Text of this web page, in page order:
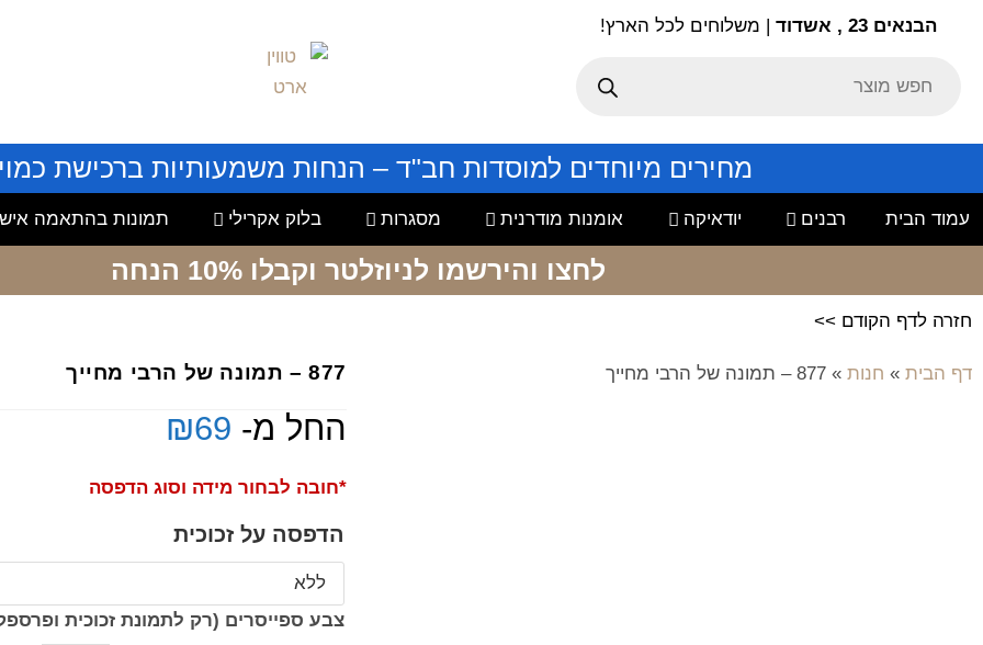
הבנאים 23 , אשדוד | משלוחים לכל הארץ!
מחירים מיוחדים למוסדות חב"ד – הנחות משמעותיות ברכישת
עמוד הבית רבנים יודאיקה אומנות מודרנית מסגרות בלוק אקרילי תמונות בהתאמה
לחצו והירשמו לניוזלטר וקבלו 10% הנחה
חזרה לדף הקודם >>
דף הבית » חנות » 877 – תמונה של הרבי מחייך 877 – תמונה של הרבי מחייך
החל מ- ₪69
*חובה לבחור מידה וסוג הדפסה
הדפסה על זכוכית
צבע ספייסרים (רק לתמונת זכוכית